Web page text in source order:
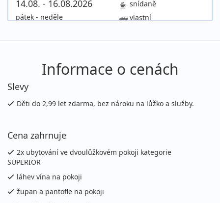
14.08. - 16.08.2026
pátek - neděle
snídaně
vlastní
16.08. - 18.08.2026
neděle - úterý
vlastní
cena za 3 dny (2 noci)
pondělí - středa
Sleva 3%4 950 Kč 4 790 Kč
Podrobnosti
21.08. - 23.08.2026
pátek - neděle
Informace o cenách
Slevy
Děti do 2,99 let zdarma, bez nároku na lůžko a služby.
Cena zahrnuje
2x ubytování ve dvoulůžkovém pokoji kategorie
SUPERIOR
láhev vína na pokoji
župan a pantofle na pokoji